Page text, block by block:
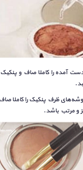
ظرف پنکیک را کاملا صاف
و مرتب باشد.